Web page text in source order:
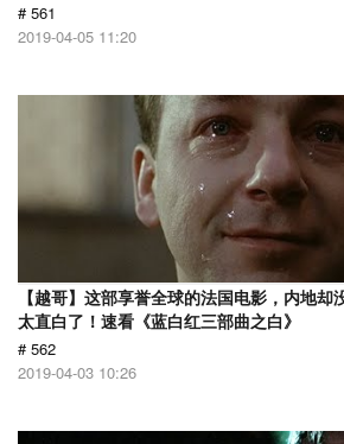
# 561
2019-04-05 11:20
【越哥】这部享誉全球的法国电影，内地
太直白了！速看《蓝白红三部曲之白》
# 562
2019-04-03 10:26